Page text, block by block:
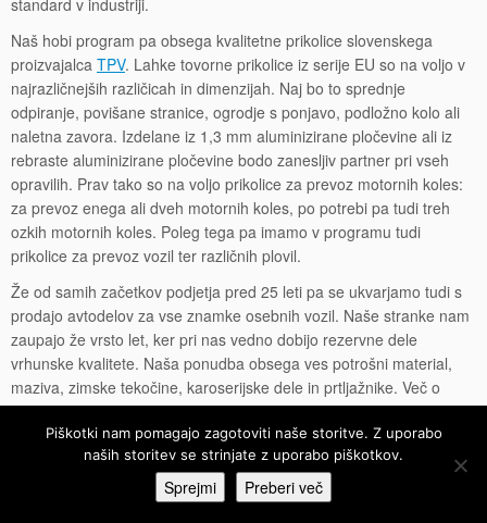
standard v industriji.
Naš hobi program pa obsega kvalitetne prikolice slovenskega
proizvajalca TPV. Lahke tovorne prikolice iz serije EU so na voljo v
najrazličnejših različicah in dimenzijah. Naj bo to sprednje
odpiranje, povišane stranice, ogrodje s ponjavo, podložno kolo ali
naletna zavora. Izdelane iz 1,3 mm aluminizirane pločevine ali iz
rebraste aluminizirane pločevine bodo zanesljiv partner pri vseh
opravilih. Prav tako so na voljo prikolice za prevoz motornih koles:
za prevoz enega ali dveh motornih koles, po potrebi pa tudi treh
ozkih motornih koles. Poleg tega pa imamo v programu tudi
prikolice za prevoz vozil ter različnih plovil.
Že od samih začetkov podjetja pred 25 leti pa se ukvarjamo tudi s
prodajo avtodelov za vse znamke osebnih vozil. Naše stranke nam
zaupajo že vrsto let, ker pri nas vedno dobijo rezervne dele
vrhunske kvalitete. Naša ponudba obsega ves potrošni material,
maziva, zimske tekočine, karoserijske dele in prtljažnike. Več o
našem sortimentu avtodelov lahko preberetetukaj.
Piškotki nam pomagajo zagotoviti naše storitve. Z uporabo
naših storitev se strinjate z uporabo piškotkov.
Sprejmi Preberi več